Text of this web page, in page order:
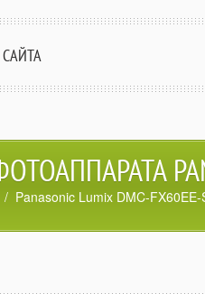
/ Panasonic Lumix DMC-FX60EE-